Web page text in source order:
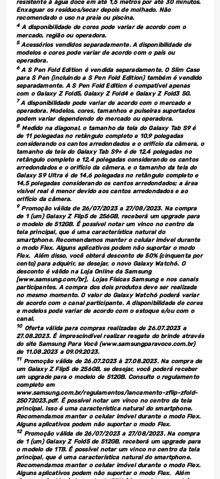
resistente à água doce em até 1,5 metros por até 30 minutos.
Enxaguar os resíduos/secar depois de molhado. Não
recomendado o uso na praia ou piscina.
4A disponibilidade de cores pode variar de acordo com o
mercado, região ou operadora.
5Acessórios vendidos separadamente. A disponibilidade de
modelos e cores pode variar de acordo com o país ou
operadora.
6A S Pen Fold Edition é vendida separadamente. O Slim Case
para S Pen (incluindo a S Pen Fold Edition) também é vendido
separadamente. A S Pen Fold Edition é compatível apenas
com o Galaxy Z Fold5, Galaxy Z Fold4 e Galaxy Z Fold3 5G.
7A disponibilidade pode variar de acordo com o mercado e
operadora. Modelos, cores, tamanhos e pulseiras suportados
podem variar dependendo do mercado ou operadora.
8Medido na diagonal, o tamanho da tela do Galaxy Tab S9 é
de 11 polegadas no retângulo completo e 10,9 polegadas
considerando os cantos arredondados e o orifício da câmera, o
tamanho da tela do Galaxy Tab S9+ é de 12,4 polegadas no
retângulo completo e 12,4 polegadas considerando os cantos
arredondados e o orifício da câmera, e o tamanho da tela do
Galaxy S9 Ultra é de 14,6 polegadas no retângulo completo e
14,5 polegadas considerando os cantos arredondados; a área
visível real é menor devido aos cantos arredondados e ao
orifício da câmera.
9Promoção válida de 26/07/2023 a 27/08/2023. Na compra
de 1 (um) Galaxy Z Flip5 de 256GB, receberá um upgrade para
o modelo de 512GB. É possível notar um vinco no centro da
tela principal, que é uma característica natural do
smartphone. Recomendamos manter o celular imóvel durante
o modo Flex. Alguns aplicativos podem não suportar o modo
Flex. Além disso, você obterá desconto de 50% (cinquenta por
cento) para adquirir, se desejar, o novo Galaxy Watch6. O
desconto é válido na Loja Online da Samsung
[www.samsung.com/br], Lojas Físicas Samsung e nos canais
participantes. A compra dos dois produtos deve ser realizada
no mesmo momento. O valor do Galaxy Watch6 poderá variar
de acordo com o canal participante. A disponibilidade de cores
e modelos pode variar de acordo com o estoque e/ou com o
canal.
10Oferta válida para compras realizadas de 26.07.2023 a
27.08.2023. É imprescindível realizar resgate do brinde através
do site Samsung Para Você (www.samsungparavoce.com.br)
de 11.08.2023 a 09.09.2023.
11Promoção válida de 26.07.2023 à 27.08.2023. Na compra de
um Galaxy Z Flip5 de 256GB, se desejar, você poderá receber
um upgrade para o modelo de 512GB. Consulte o regulamento
completo em
www.samsung.com.br/regulamentos/lancamento-zflip-zfold-
25072023.pdf. É possível notar um vinco no centro da tela
principal. Isso é uma característica natural do smartphone.
Recomendamos manter o celular imóvel durante o modo Flex.
Alguns aplicativos podem não suportar o modo Flex.
12Promoção válida de 26/07/2023 a 27/08/2023. Na compra
de 1 (um) Galaxy Z Fold5 de 512GB, receberá um upgrade para
o modelo de 1TB. É possível notar um vinco no centro da tela
principal, que é uma característica natural do smartphone.
Recomendamos manter o celular imóvel durante o modo Flex.
Alguns aplicativos podem não suportar o modo Flex. Além